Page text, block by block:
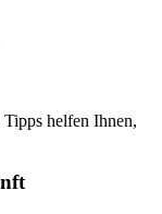
helfen Ihnen,